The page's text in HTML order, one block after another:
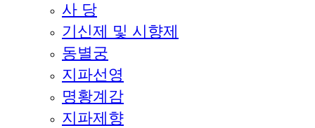
사 당
기신제 및 시향제
동별궁
지파선영
명황계감
지파제향